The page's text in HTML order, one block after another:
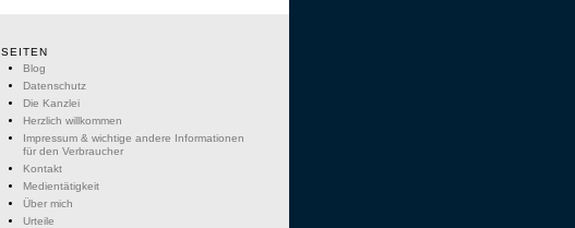
SEITEN
Blog
Datenschutz
Die Kanzlei
Herzlich willkommen
Impressum & wichtige andere Informationen
für den Verbraucher
Kontakt
Medientätigkeit
Über mich
Urteile